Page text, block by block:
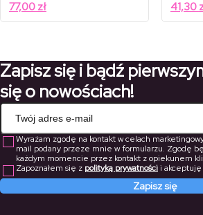
77,00 zł 41,30
Zapisz się i bądź
się o nowościach!
Wyrażam zgodę na kontakt w celach
mail podany przeze mnie w formularzu. Zgodę
każdym momencie przez kontakt z opiekunem
Zapoznałem się z polityką prywatnościi akceptuję
Zapisz się